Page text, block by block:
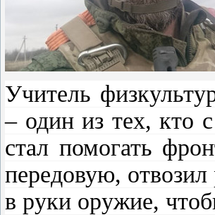
Учитель
– один из тех, кто
стал помогать
передовую,
в руки оружие,